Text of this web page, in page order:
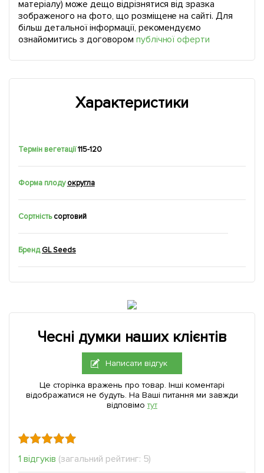
матеріалу) може дещо відрізнятися від зразка
зображеного на фото, що розміщене на сайті. Для
більш детальної інформації, рекомендуємо
ознайомитись з договором публічної оферти
Характеристики
Термін вегетації 115-120
Форма плоду округла
Сортність сортовий
Бренд GL Seeds
Чесні думки наших клієнтів
Написати відгук
Це сторінка вражень про товар. Інші коментарі
відображатися не будуть. На Ваші питання ми завжди
відповімо тут
1 відгуків (загальний рейтинг: 5)